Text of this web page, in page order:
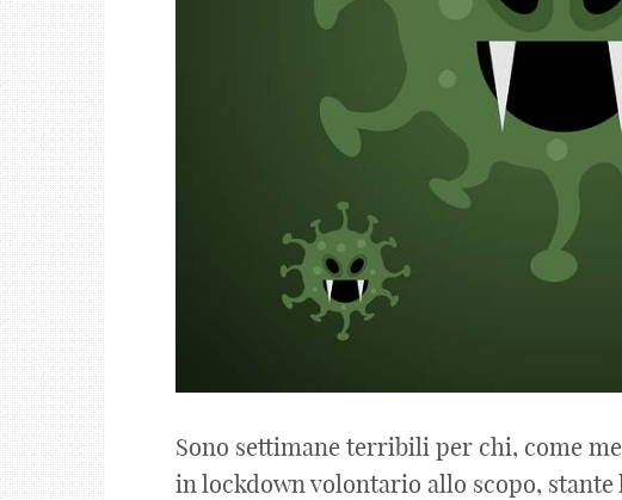
Sono settimane terribili per chi, come
in lockdown volontario allo scopo, stante